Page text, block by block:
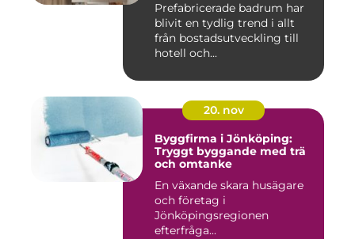
Prefabricerade badrum har
blivit en tydlig trend i allt
från bostadsutveckling till
hotell och...
20. nov
Byggfirma i Jönköping:
Tryggt byggande med trä
och omtanke
En växande skara husägare
och företag i
Jönköpingsregionen
efterfråga...